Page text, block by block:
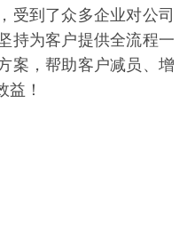
受到了众多企业对公司
持为客户提供全流程一
案，帮助客户减员、增
益！